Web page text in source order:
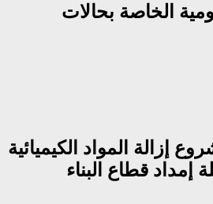
الخاصة بحالات
إزالة المواد الكيميائية
قطاع البناء